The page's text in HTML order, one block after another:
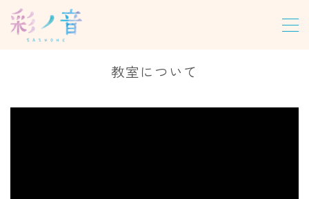
教室について